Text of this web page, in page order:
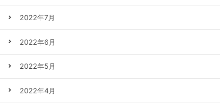
2022年7月
2022年6月
2022年5月
2022年4月